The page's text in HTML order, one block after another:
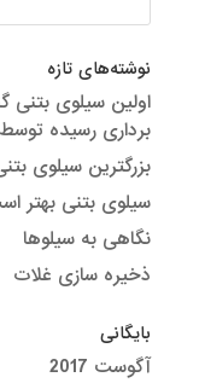
نوشته‌های تازه
اولین سیلوی بتنی
برداری رسیده
بزرگترین سیلوی
سیلوی بتنی بهتر
نگاهی به سیلوها
ذخیره سازی غلات
بایگانی
آگوست 2017